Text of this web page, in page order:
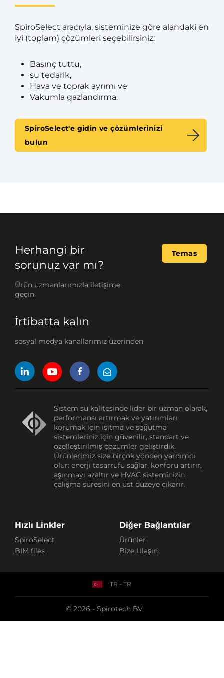
SpiroSelect aracıyla, sisteminize göre alandaki en
iyi (toplam) çözümleri seçebilirsiniz:
Basınç tuttu,
su tedarik,
Hava ve toprak ayrımı ve
Vakumla gazlandırma.
SpiroSelect'e gidin ve çözümlerinizi
bulun
Herhangi bir
sorunuz var mı?
Ürün uzmanlarımızla iletişime
geçin
Temas
İrtibatta kalın
sosyal medya kanallarımız üzerinden
Sistem su kalitesinde lider bir uzman olarak,
performansı artırmak ve yatırımları
korumak için ısıtma ve soğutma
sistemleriniz için güvenilir, standart ve
özelleştirilmiş çözümler geliştirdik.
Ürünlerimiz size birçok yönden yardımcı
olur: enerji tasarrufu sağlar, konforu artırır,
aşınmayı azaltır ve HVAC sisteminizin
çalışma süresini en üst düzeye çıkarır.
Hızlı Linkler
SpiroSelect
BIM files
Diğer Bağlantılar
Ürünler
Bize Ulaşın
© 2026 - Spirotech BV
TR - TR